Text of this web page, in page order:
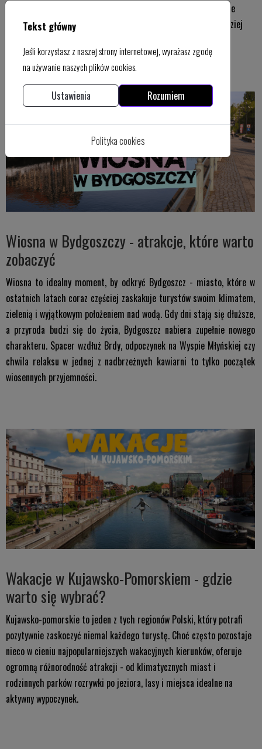
warmińsko-mazurskiego, zachwyca bujną przyrodą, krystalicznie
czystymi jeziorami oraz spokojem, który trudno znaleźć w bardziej
Wiosna w Bydgoszczy - atrakcje, które warto
zobaczyć
Wiosna to idealny moment, by odkryć Bydgoszcz - miasto, które w
ostatnich latach coraz częściej zaskakuje turystów swoim klimatem,
zielenią i wyjątkowym położeniem nad wodą. Gdy dni stają się dłuższe,
a przyroda budzi się do życia, Bydgoszcz nabiera zupełnie nowego
charakteru. Spacer wzdłuż Brdy, odpoczynek na Wyspie Młyńskiej czy
chwila relaksu w jednej z nadbrzeżnych kawiarni to tylko początek
wiosennych przyjemności.
Wakacje w Kujawsko-Pomorskiem - gdzie
warto się wybrać?
Kujawsko-pomorskie to jeden z tych regionów Polski, który potrafi
pozytywnie zaskoczyć niemal każdego turystę. Choć często pozostaje
nieco w cieniu najpopularniejszych wakacyjnych kierunków, oferuje
ogromną różnorodność atrakcji - od klimatycznych miast i
rodzinnych parków rozrywki po jeziora, lasy i miejsca idealne na
aktywny wypoczynek.
Tekst główny
Jeśli korzystasz z naszej strony internetowej, wyrażasz zgodę
na używanie naszych plików cookies.
Ustawienia Rozumiem
Polityka cookies